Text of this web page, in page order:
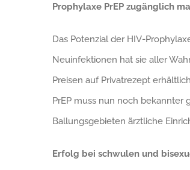
Prophylaxe PrEP zugänglich
Das Potenzial der HIV-
Neuinfektionen hat sie aller
Preisen auf Privatrezept
PrEP muss nun noch
Ballungsgebieten ärztliche
Erfolg bei schwulen und